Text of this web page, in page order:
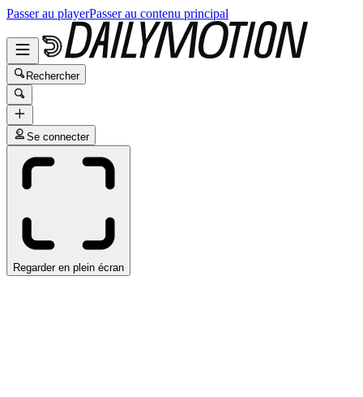
Passer au playerPasser au contenu principal
Rechercher
Se connecter
Regarder en plein écran